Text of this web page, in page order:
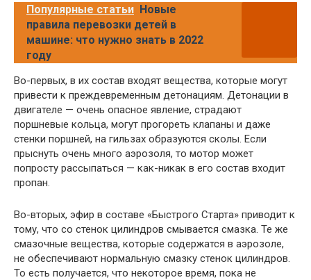
Популярные статьи Новые
правила перевозки детей в
машине: что нужно знать в 2022
году
Во-первых, в их состав входят вещества, которые могут
привести к преждевременным детонациям. Детонации в
двигателе — очень опасное явление, страдают
поршневые кольца, могут прогореть клапаны и даже
стенки поршней, на гильзах образуются сколы. Если
прыснуть очень много аэрозоля, то мотор может
попросту рассыпаться — как-никак в его состав входит
пропан.
Во-вторых, эфир в составе «Быстрого Старта» приводит к
тому, что со стенок цилиндров смывается смазка. Те же
смазочные вещества, которые содержатся в аэрозоле,
не обеспечивают нормальную смазку стенок цилиндров.
То есть получается, что некоторое время, пока не